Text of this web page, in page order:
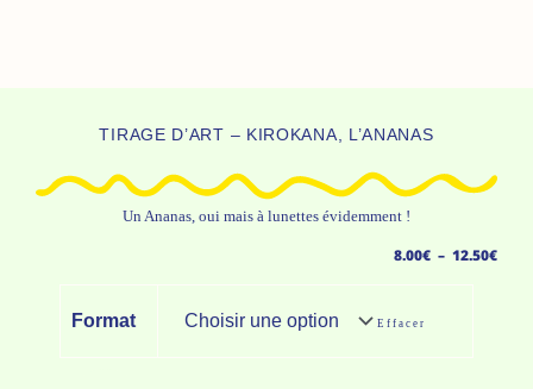
TIRAGE D’ART – KIROKANA, L’ANANAS
Un Ananas, oui mais à lunettes évidemment !
8.00€ – 12.50€
Format Effacer
De